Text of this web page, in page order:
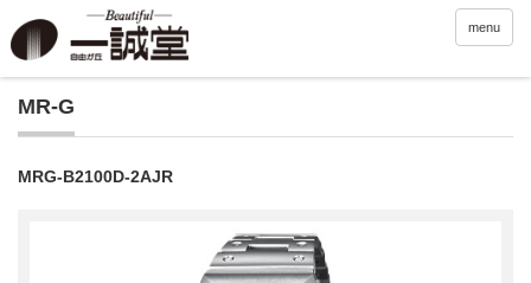
menu
MR-G
MRG-B2100D-2AJR